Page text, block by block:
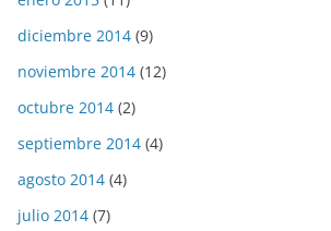
diciembre 2014 (9)
noviembre 2014 (12)
octubre 2014 (2)
septiembre 2014 (4)
agosto 2014 (4)
julio 2014 (7)